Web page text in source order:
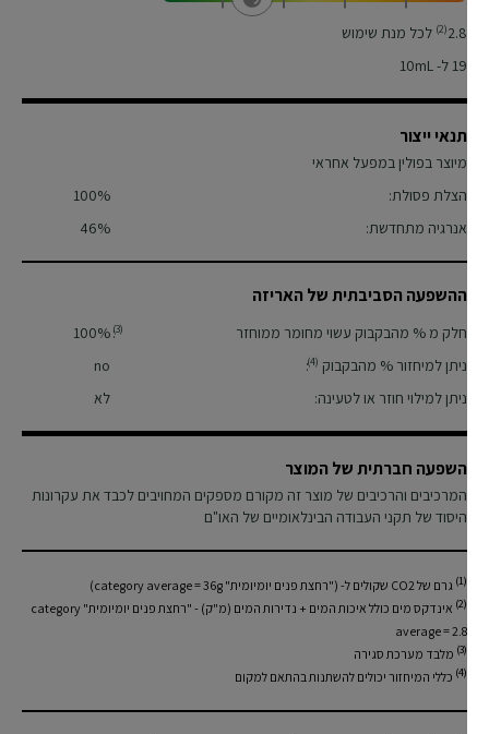
לכל מנת שימוש
ל- 10mL
תנאי ייצור
מיוצר בפולין במפעל אחראי
הצלת פסולת:
100%
אנרגיה מתחדשת:
46%
ההשפעה הסביבתית של האריזה
חלק מ % מהבקבוק עשוי מחומר ממוחזר
100%
ניתן למיחזור % מהבקבוק (4)
:
ניתן למילוי חוזר או לטעינה:
השפעה חברתית של המוצר
המרכיבים והרכיבים של מוצר זה מקורם מספקים המחויבים לכבד את עקרונות
היסוד של תקני העבודה הבינלאומיים של האו"ם
גרם של CO2 שקולים ל- ("רחצת פנים יומיומית" category average = 36g)
אינדקס מים כולל איכות המים + נדירות המים (מ"ק) - "רחצת פנים יומיומית" category
average = 2.8
מלבד מערכת סגירה
כללי המיחזור יכולים להשתנות בהתאם למקום